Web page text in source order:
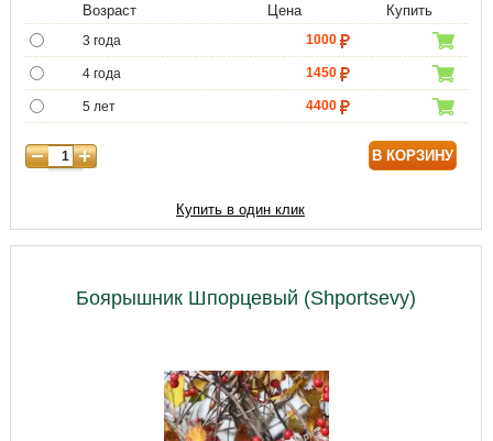
Возраст Цена Купить
3 года 1000
4 года 1450
5 лет 4400
7 лет
В КОРЗИНУ
Купить в один клик
Боярышник Шпорцевый (Shportsevy)